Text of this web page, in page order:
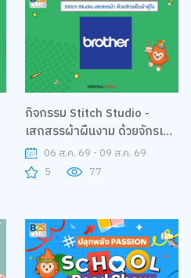
กิจกรรม Stitch Studio -
เสกสรรผ้าผืนงาม ด้วยจักรเย็บ
ผ้าคู่ใจ06 ส.ค. 69 - 09 ส.ค. 69
5
77